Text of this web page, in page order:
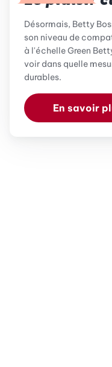
Désormais, Betty
son niveau de
à l'échelle Green
voir dans quelle
durables.
En savoir